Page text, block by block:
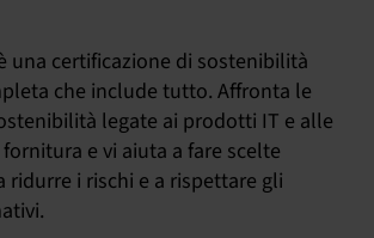
una certificazione di sostenibilità
che include tutto. Affronta le
legate ai prodotti IT e alle
e vi aiuta a fare scelte
ridurre i rischi e a rispettare gli